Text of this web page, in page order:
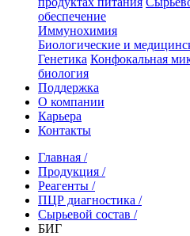
обеспечение
Иммунохимия
Биологические и
Генетика Конфокальная
биология
Поддержка
О компании
Карьера
Контакты
Главная /
Продукция /
Реагенты /
ПЦР диагностика /
Сырьевой состав /
БИГ